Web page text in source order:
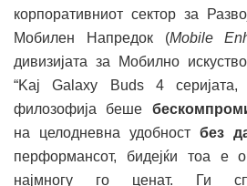
корпоративниот сектор за
Мобилен Напредок (Mobile
дивизијата за Мобилно
“Kaj Galaxy Buds 4 серијата,
филозофија беше
на целодневна удобност без
перформансот, бидејќи тоа е
најмногу го ценат. Ги